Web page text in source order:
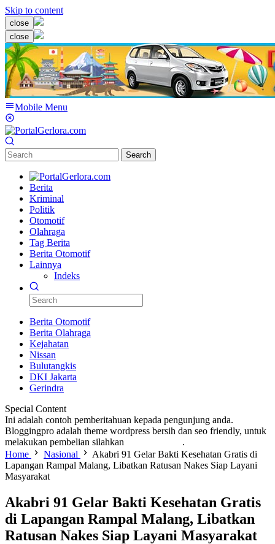
Skip to content
close
close
Mobile Menu
Search
Berita
Kriminal
Politik
Otomotif
Olahraga
Tag Berita
Berita Otomotif
Lainnya
Indeks
Berita Otomotif
Berita Olahraga
Kejahatan
Nissan
Bulutangkis
DKI Jakarta
Gerindra
Special Content
Ini adalah contoh pemberitahuan kepada pengunjung anda.
Bloggingpro adalah theme wordpress bersih dan seo friendly, untuk
melakukan pembelian silahkan
.
Home
Nasional
Akabri 91 Gelar Bakti Kesehatan Gratis di
Lapangan Rampal Malang, Libatkan Ratusan Nakes Siap Layani
Masyarakat
Akabri 91 Gelar Bakti Kesehatan Gratis
di Lapangan Rampal Malang, Libatkan
Ratusan Nakes Siap Layani Masyarakat